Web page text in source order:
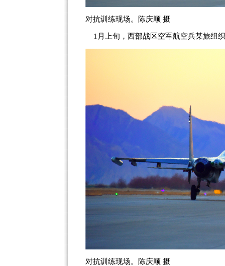
对抗训练现场。陈庆顺 摄
1月上旬，西部战区空军航空兵某旅组
对抗训练现场。陈庆顺 摄